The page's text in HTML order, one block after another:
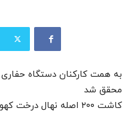
محقق شد
کاشت ۲۰۰ اصله نهال